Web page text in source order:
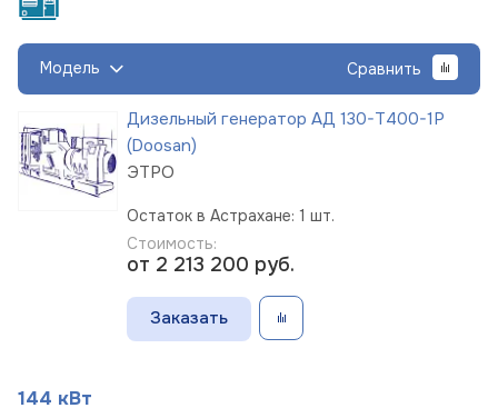
Модель Сравнить
Дизельный генератор АД 130-Т400-1Р
(Doosan)
ЭТРО
Остаток в Астрахане: 1 шт.
Стоимость:
от 2 213 200 руб.
Заказать
144 кВт